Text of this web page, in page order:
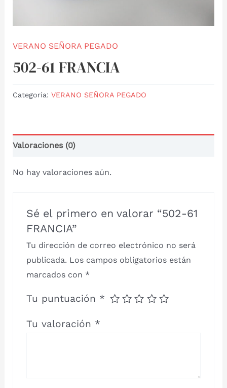
VERANO SEÑORA PEGADO
502-61 FRANCIA
Categoría: VERANO SEÑORA PEGADO
Valoraciones (0)
No hay valoraciones aún.
Sé el primero en valorar “502-61
FRANCIA”
Tu dirección de correo electrónico no será
publicada. Los campos obligatorios están
marcados con *
Tu puntuación *
Tu valoración *